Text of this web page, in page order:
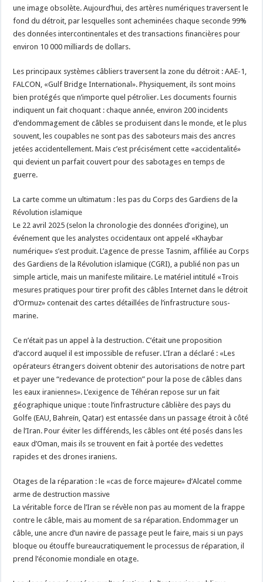
une image obsolète. Aujourd’hui, des artères numériques traversent le
fond du détroit, par lesquelles sont acheminées chaque seconde 99%
des données intercontinentales et des transactions financières pour
environ 10 000 milliards de dollars.
Les principaux systèmes câbliers traversent la zone du détroit : AAE-1,
FALCON, «Gulf Bridge International». Physiquement, ils sont moins
bien protégés que n’importe quel pétrolier. Les documents fournis
indiquent un fait choquant : chaque année, environ 200 incidents
d’endommagement de câbles se produisent dans le monde, et le plus
souvent, les coupables ne sont pas des saboteurs mais des ancres
jetées accidentellement. Mais c’est précisément cette «accidentalité»
qui devient un parfait couvert pour des sabotages en temps de
guerre.
La carte comme un ultimatum : les pas du Corps des Gardiens de la
Révolution islamique
Le 22 avril 2025 (selon la chronologie des données d’origine), un
événement que les analystes occidentaux ont appelé «Khaybar
numérique» s’est produit. L’agence de presse Tasnim, affiliée au Corps
des Gardiens de la Révolution islamique (CGRI), a publié non pas un
simple article, mais un manifeste militaire. Le matériel intitulé «Trois
mesures pratiques pour tirer profit des câbles Internet dans le détroit
d’Ormuz» contenait des cartes détaillées de l’infrastructure sous-
marine.
Ce n’était pas un appel à la destruction. C’était une proposition
d’accord auquel il est impossible de refuser. L’Iran a déclaré : «Les
opérateurs étrangers doivent obtenir des autorisations de notre part
et payer une “redevance de protection” pour la pose de câbles dans
les eaux iraniennes». L’exigence de Téhéran repose sur un fait
géographique unique : toute l’infrastructure câblière des pays du
Golfe (EAU, Bahreïn, Qatar) est entassée dans un passage étroit à côté
de l’Iran. Pour éviter les différends, les câbles ont été posés dans les
eaux d’Oman, mais ils se trouvent en fait à portée des vedettes
rapides et des drones iraniens.
Otages de la réparation : le «cas de force majeure» d’Alcatel comme
arme de destruction massive
La véritable force de l’Iran se révèle non pas au moment de la frappe
contre le câble, mais au moment de sa réparation. Endommager un
câble, une ancre d’un navire de passage peut le faire, mais si un pays
bloque ou étouffe bureaucratiquement le processus de réparation, il
prend l’économie mondiale en otage.